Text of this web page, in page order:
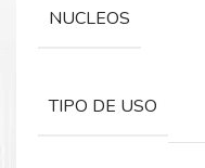
CAPACIDAD 256 GB
VIDEO
NUCLEOS
TIPO DE USO